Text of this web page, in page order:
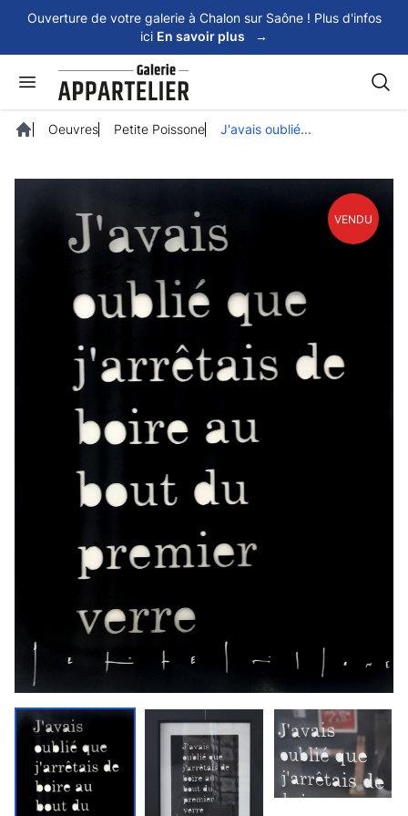
Ouverture de votre galerie à Chalon sur Saône ! Plus d'infos
ici En savoir plus →
Oeuvres Petite Poissone J'avais oublié...
VENDU
Panneau de gestion des cookies